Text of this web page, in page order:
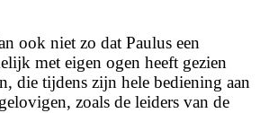
ook niet zo dat Paulus een
met eigen ogen heeft gezien
die tijdens zijn hele bediening aan
zoals de leiders van de